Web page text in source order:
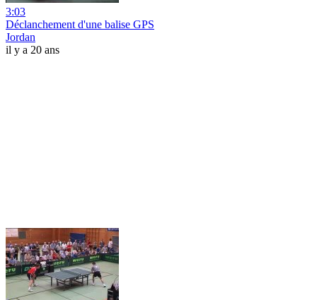
3:03
Déclanchement d'une balise GPS
Jordan
il y a 20 ans